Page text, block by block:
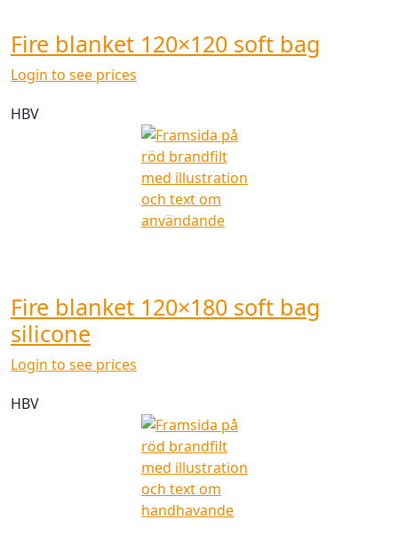
Fire blanket 120×120 soft bag
Login to see prices
HBV
Fire blanket 120×180 soft bag
silicone
Login to see prices
HBV